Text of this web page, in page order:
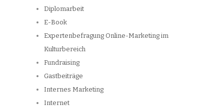
Diplomarbeit
E-Book
Expertenbefragung Online-Marketing im
Kulturbereich
Fundraising
Gastbeiträge
Internes Marketing
Internet